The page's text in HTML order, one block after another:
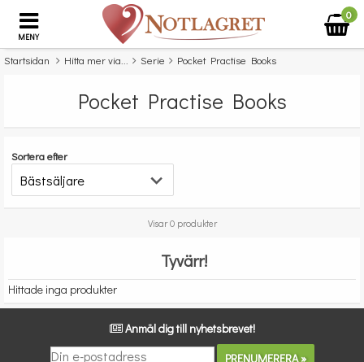
MENY
0
Startsidan Hitta mer via... Serie Pocket Practise Books
Pocket Practise Books
Sortera efter
Visar 0 produkter
Tyvärr!
Hittade inga produkter
Anmäl dig till nyhetsbrevet!